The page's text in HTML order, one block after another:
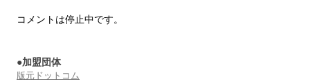
コメントは停止中です。
●加盟団体
版元ドットコム